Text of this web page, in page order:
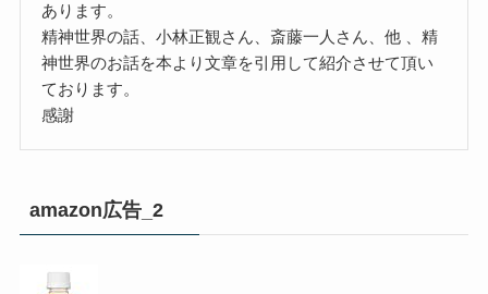
あります。
精神世界の話、小林正観さん、斎藤一人さん、他 、精
神世界のお話を本より文章を引用して紹介させて頂い
ております。
感謝
amazon広告_2